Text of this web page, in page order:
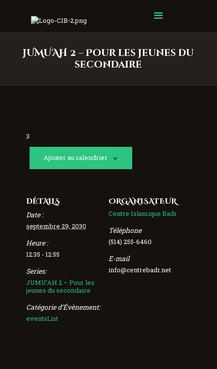
JUMU'AH 2 – Pour les jeunes du
secondaire
Centre Islamique Badr
3
Ajouter au calendrier
DÉTAILS
Date :
septembre 29, 2030
Heure :
12:35 - 12:55
Series:
JUMU’AH 2 – Pour les
jeunes du secondaire
Catégorie d’Évènement:
eventsList
ORGANISATEUR
Centre Islamique Badr
Téléphone
(514) 255-6460
E-mail
info@centrebadr.net